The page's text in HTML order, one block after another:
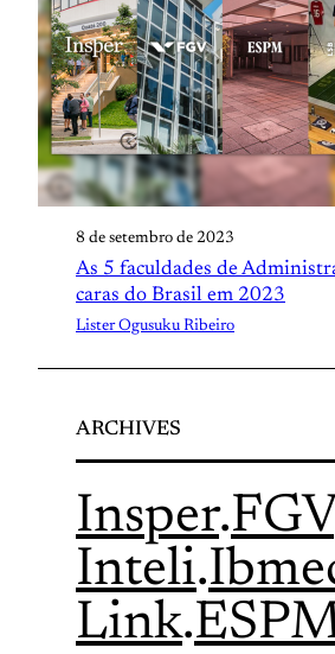
8 de setembro de 2023
As 5 faculdades de
caras do Brasil em 2023
Lister Ogusuku Ribeiro
ARCHIVES
Insper.FGV
Inteli.
Link.